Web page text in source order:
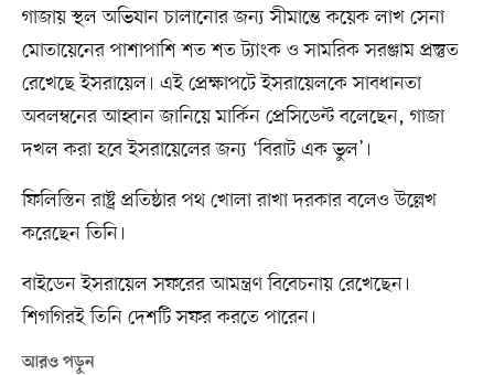
গাজায় স্থল অভিযান চালানোর জন্য সীমান্তে কয়েক লাখ সেনা
মোতায়েনের পাশাপাশি শত শত ট্যাংক ও সামরিক সরঞ্জাম প্রস্তুত
রেখেছে ইসরায়েল। এই প্রেক্ষাপটে ইসরায়েলকে সাবধানতা
অবলম্বনের আহ্বান জানিয়ে মার্কিন প্রেসিডেন্ট বলেছেন, গাজা
দখল করা হবে ইসরায়েলের জন্য ‘বিরাট এক ভুল’।
ফিলিস্তিন রাষ্ট্র প্রতিষ্ঠার পথ খোলা রাখা দরকার বলেও উল্লেখ
করেছেন তিনি।
বাইডেন ইসরায়েল সফরের আমন্ত্রণ বিবেচনায় রেখেছেন।
শিগগিরই তিনি দেশটি সফর করতে পারেন।
আরও পড়ুন